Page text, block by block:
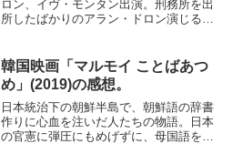
ロン、イヴ・モンタン出演。刑務所を出
所したばかりのアラン・ドロン演じる主
られた縁で、彼との仲間意識が芽生え
る。射撃の名手である元...
韓国映画「マルモイ ことばあつ
め」(2019)の感想。
日本統治下の朝鮮半島で、朝鮮語の辞書
作りに心血を注いだ人たちの物語。日本
の官憲に弾圧にもめげずに、母国語を守